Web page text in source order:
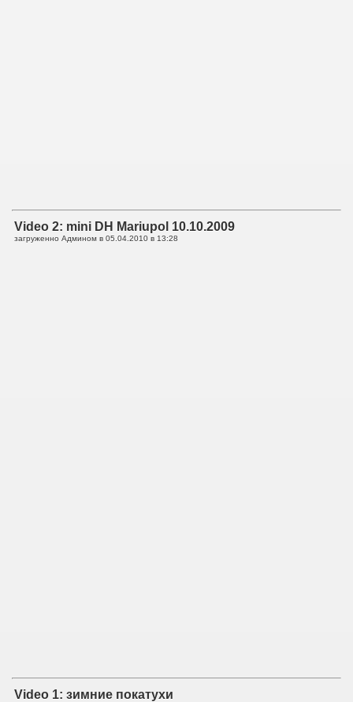
Video 2: mini DH Mariupol 10.10.2009
загруженно Админом в 05.04.2010 в 13:28
Video 1: зимние покатухи